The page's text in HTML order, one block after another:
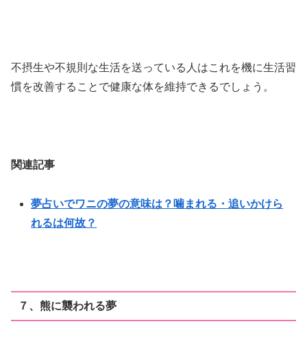
不摂生や不規則な生活を送っている人はこれを機に生活習
慣を改善することで健康な体を維持できるでしょう。
関連記事
夢占いでワニの夢の意味は？噛まれる・追いかけら
れるは何故？
７、熊に襲われる夢